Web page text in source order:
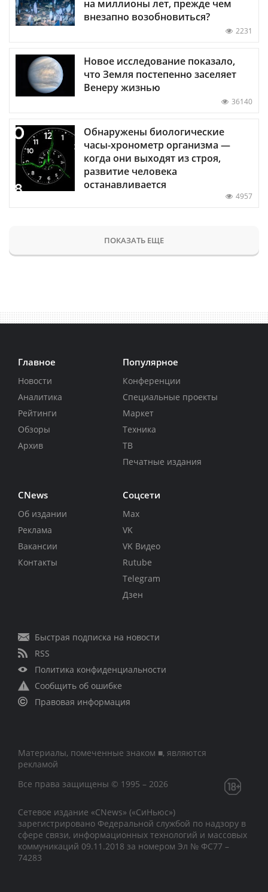
на миллионы лет, прежде чем
внезапно возобновиться?
2231
Новое исследование показало,
что Земля постепенно заселяет
Венеру жизнью
36140
Обнаружены биологические
часы-хронометр организма —
когда они выходят из строя,
развитие человека
останавливается
4957
ПОКАЗАТЬ ЕЩЕ
Главное
Новости
Аналитика
Рейтинги
Обзоры
Архив
Популярное
Конференции
Специальные проекты
Маркет
Техника
ТВ
Печатные издания
CNews
Об издании
Реклама
Вакансии
Контакты
Соцсети
Max
VK
VK Видео
Rutube
Telegram
Дзен
Быстрая подписка на новости
RSS
Политика конфиденциальности
Сообщить об ошибке
Правовая информация
Материалы, помеченные знаком ■, являются
рекламой
Все права защищены © 1995 – 2026
Сетевое издание «CNews» («СиНьюс»)
зарегистрировано Федеральной службой по надзору в
сфере связи, информационных технологий и массовых
коммуникаций 09.11.2018 за номером Эл № ФС77 –
74283